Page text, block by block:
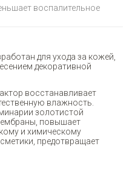
воспалительное
для ухода за кожей,
декоративной
восстанавливает
влажность.
золотистой
повышает
и химическому
предотвращает